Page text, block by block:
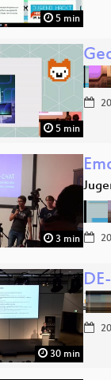
5 min
5 min
3 min
30 min